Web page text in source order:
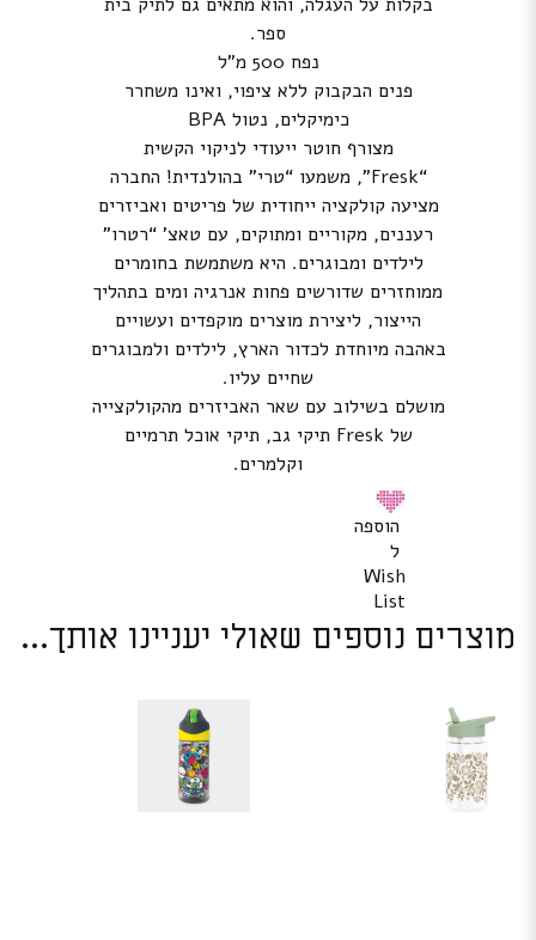
בקלות על העגלה, והוא מתאים גם לתיק בית
ספר.
נפח 500 מ”ל
פנים הבקבוק ללא ציפוי, ואינו משחרר
כימיקלים, נטול BPA
מצורף חוטר ייעודי לניקוי הקשית
“Fresk”, משמעו “טרי” בהולנדית! החברה
מציעה קולקציה ייחודית של פריטים ואביזרים
רעננים, מקוריים ומתוקים, עם טאצ’ “רטרו”
לילדים ומבוגרים. היא משתמשת בחומרים
ממוחזרים שדורשים פחות אנרגיה ומים בתהליך
הייצור, ליצירת מוצרים מוקפדים ועשויים
באהבה מיוחדת לכדור הארץ, לילדים ולמבוגרים
שחיים עליו.
מושלם בשילוב עם שאר האביזרים מהקולקצייה
של Fresk תיקי גב, תיקי אוכל תרמיים
וקלמרים.
הוספה
ל
Wish
List
מוצרים נוספים שאולי יעניינו אותך...